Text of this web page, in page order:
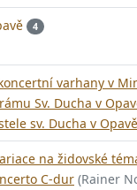
4
varhany v
Sv. Ducha v
sv. Ducha v Opavě
na židovské
C-dur (Rainer